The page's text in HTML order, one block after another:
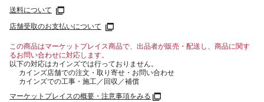
送料について
店舗受取のお支払いについて
この商品はマーケットプレイス商品で、出品者が販売・配送し、商品に関す
るお問い合わせに対応します。
以下の対応はカインズでは行っておりません。
カインズ店舗での注文・取り寄せ・お問い合わせ
カインズでの工事・施工／回収／補償
マーケットプレイスの概要・注意事項をみる